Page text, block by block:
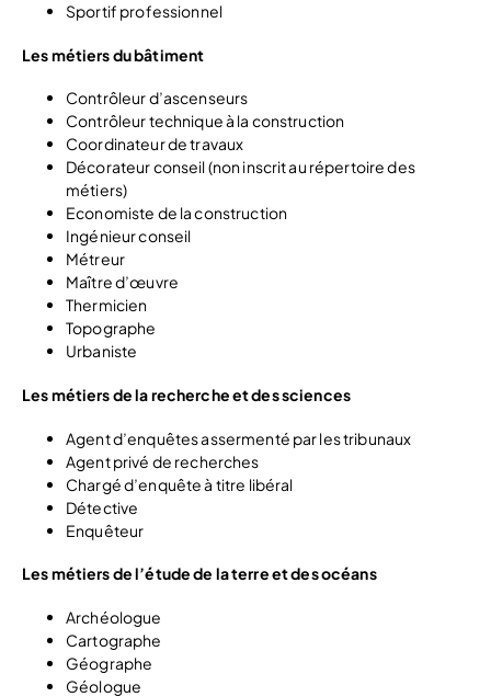
Sportif professionnel
Les métiers du bâtiment
Contrôleur d’ascenseurs
Contrôleur technique à la construction
Coordinateur de travaux
Décorateur conseil (non inscrit au répertoire des
métiers)
Economiste de la construction
Ingénieur conseil
Métreur
Maître d’œuvre
Thermicien
Topographe
Urbaniste
Les métiers de la recherche et des sciences
Agent d’enquêtes assermenté par les tribunaux
Agent privé de recherches
Chargé d’enquête à titre libéral
Détective
Enquêteur
Les métiers de l’étude de la terre et des océans
Archéologue
Cartographe
Géographe
Géologue